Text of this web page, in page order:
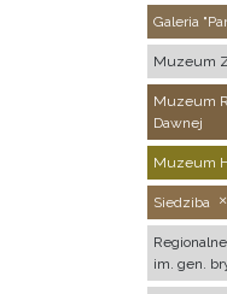
Galeria
Muzeum
Muzeum
Dawnej
Muzeum
Siedziba
im. gen.